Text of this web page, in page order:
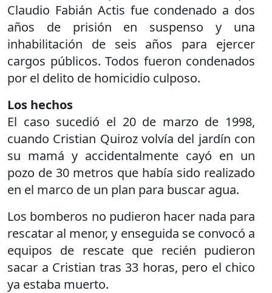
Claudio Fabián Actis fue condenado a dos
años de prisión en suspenso y una
inhabilitación de seis años para ejercer
cargos públicos. Todos fueron condenados
por el delito de homicidio culposo.
Los hechos
El caso sucedió el 20 de marzo de 1998,
cuando Cristian Quiroz volvía del jardín con
su mamá y accidentalmente cayó en un
pozo de 30 metros que había sido realizado
en el marco de un plan para buscar agua.
Los bomberos no pudieron hacer nada para
rescatar al menor, y enseguida se convocó a
equipos de rescate que recién pudieron
sacar a Cristian tras 33 horas, pero el chico
ya estaba muerto.